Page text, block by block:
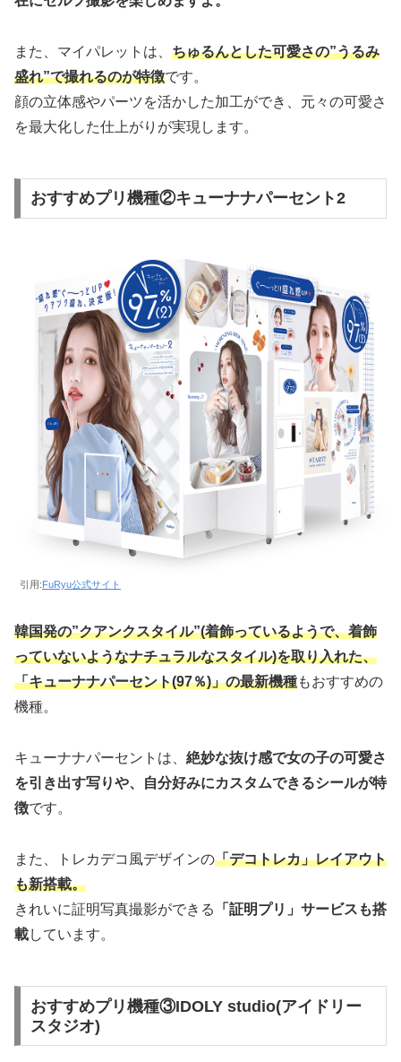
また、マイパレットは、 ちゅるんとした可愛さの”うるみ
盛れ”で撮れるのが特徴です。
顔の立体感やパーツを活かした加工ができ、元々の可愛さ
を最大化した仕上がりが実現します。
おすすめプリ機種②キューナナパーセント2
引用:FuRyu公式サイト
韓国発の”クアンクスタイル”(着飾っているようで、着飾
っていないようなナチュラルなスタイル)を取り入れた、
「キューナナパーセント(97％)」の最新機種もおすすめの
機種。
キューナナパーセントは、 絶妙な抜け感で女の子の可愛さ
を引き出す写りや、自分好みにカスタムできるシールが特
徴です。
また、トレカデコ風デザインの「デコトレカ」レイアウト
も新搭載。
きれいに証明写真撮影ができる
「証明プリ」サービスも搭
載しています。
おすすめプリ機種③IDOLY studio(アイドリー
スタジオ)